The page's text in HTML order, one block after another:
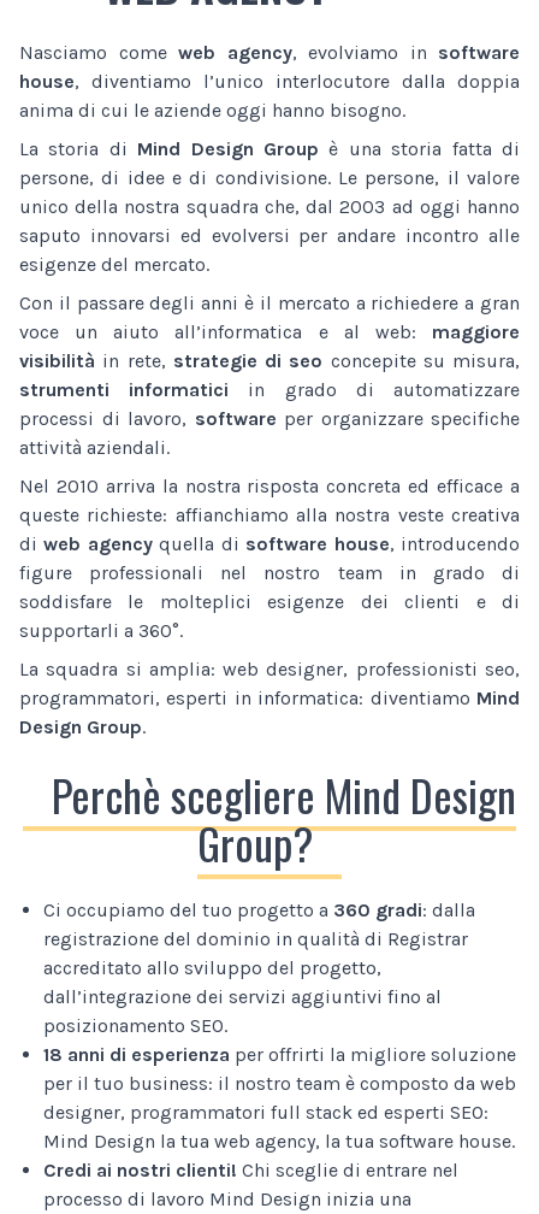
Nasciamo come web agency, evolviamo in software
house, diventiamo l’unico interlocutore dalla doppia
anima di cui le aziende oggi hanno bisogno.
La storia di Mind Design Group è una storia fatta di
persone, di idee e di condivisione. Le persone, il valore
unico della nostra squadra che, dal 2003 ad oggi hanno
saputo innovarsi ed evolversi per andare incontro alle
esigenze del mercato.
Con il passare degli anni è il mercato a richiedere a gran
voce un aiuto all’informatica e al web: maggiore
visibilità in rete, strategie di seo concepite su misura,
strumenti informatici in grado di automatizzare
processi di lavoro, software per organizzare specifiche
attività aziendali.
Nel 2010 arriva la nostra risposta concreta ed efficace a
queste richieste: affianchiamo alla nostra veste creativa
diweb agencyquella di software house, introducendo
figure professionali nel nostro team in grado di
soddisfare le molteplici esigenze dei clienti e di
supportarli a 360°.
La squadra si amplia: web designer, professionisti seo,
programmatori, esperti in informatica: diventiamo Mind
Design Group.
Perchè scegliere Mind Design
Group?
Ci occupiamo del tuo progetto a 360 gradi: dalla
registrazione del dominio in qualità di Registrar
accreditato allo sviluppo del progetto,
dall’integrazione dei servizi aggiuntivi fino al
posizionamento SEO.
18 anni di esperienza per offrirti la migliore soluzione
per il tuo business: il nostro team è composto da web
designer, programmatori full stack ed esperti SEO:
Mind Design la tua web agency, la tua software house.
Credi ai nostri clienti! Chi sceglie di entrare nel
processo di lavoro Mind Design inizia una